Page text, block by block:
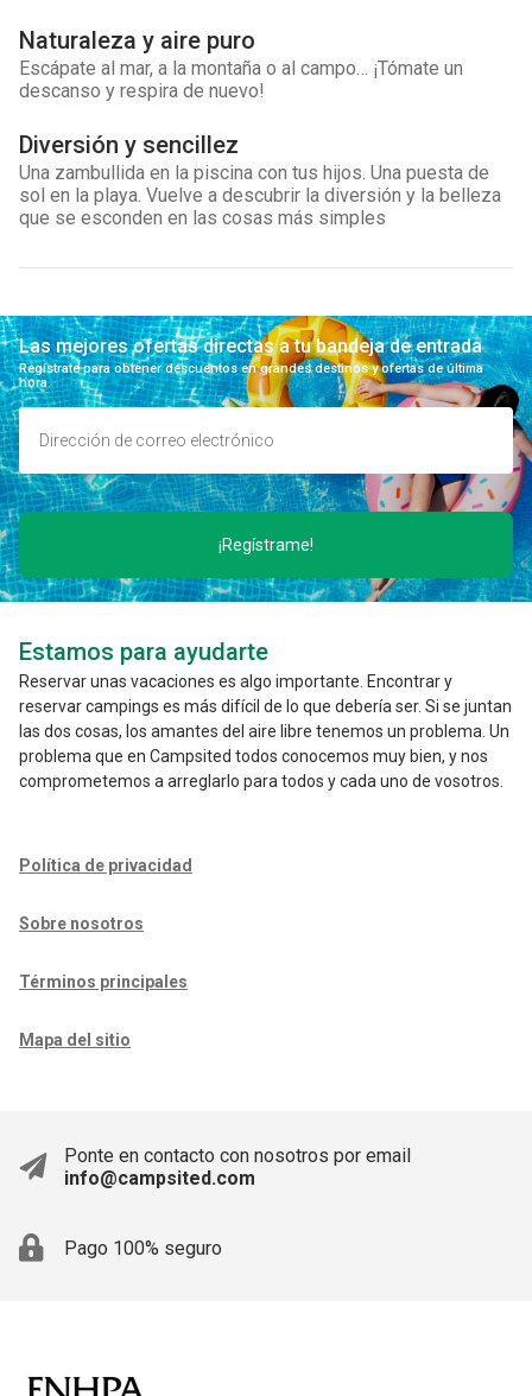
Naturaleza y aire puro
Escápate al mar, a la montaña o al campo… ¡Tómate un
descanso y respira de nuevo!
Diversión y sencillez
Una zambullida en la piscina con tus hijos. Una puesta de
sol en la playa. Vuelve a descubrir la diversión y la belleza
que se esconden en las cosas más simples
Las mejores ofertas directas a tu bandeja de entrada
Regístrate para obtener descuentos en grandes destinos y ofertas de última
hora.
¡Regístrame!
Estamos para ayudarte
Reservar unas vacaciones es algo importante. Encontrar y
reservar campings es más difícil de lo que debería ser. Si se juntan
las dos cosas, los amantes del aire libre tenemos un problema. Un
problema que en Campsited todos conocemos muy bien, y nos
comprometemos a arreglarlo para todos y cada uno de vosotros.
Política de privacidad
Sobre nosotros
Términos principales
Mapa del sitio
Ponte en contacto con nosotros por email
info@campsited.com
Pago 100% seguro